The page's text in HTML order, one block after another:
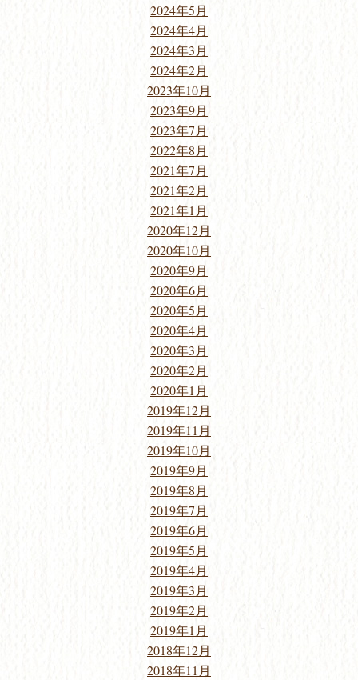
2024年5月
2024年4月
2024年3月
2024年2月
2023年10月
2023年9月
2023年7月
2022年8月
2021年7月
2021年2月
2021年1月
2020年12月
2020年10月
2020年9月
2020年6月
2020年5月
2020年4月
2020年3月
2020年2月
2020年1月
2019年12月
2019年11月
2019年10月
2019年9月
2019年8月
2019年7月
2019年6月
2019年5月
2019年4月
2019年3月
2019年2月
2019年1月
2018年12月
2018年11月